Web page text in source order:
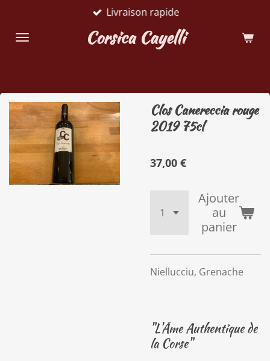
contenu
Corsica Cayelli
Livraison rapide
Clos Canereccia rouge
2019 75cl
37,00 €
Ajouter
au
panier
Niellucciu, Grenache
"L'Âme Authentique de
la Corse"